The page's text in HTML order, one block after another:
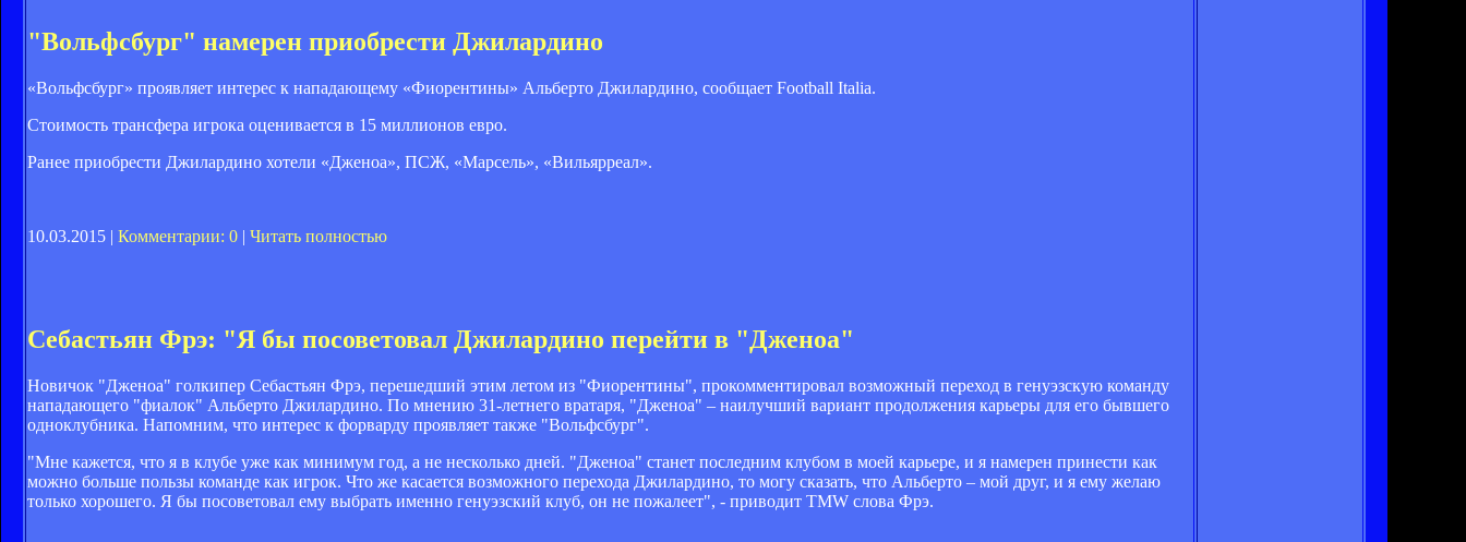
"Вольфсбург" намерен приобрести Джилардино
«Вольфсбург» проявляет интерес к нападающему «Фиорентины» Альберто Джилардино, сообщает Football Italia.
Стоимость трансфера игрока оценивается в 15 миллионов евро.
Ранее приобрести Джилардино хотели «Дженоа», ПСЖ, «Марсель», «Вильярреал».
10.03.2015 | Комментарии: 0 | Читать полностью
Себастьян Фрэ: "Я бы посоветовал Джилардино перейти в "Дженоа"
Новичок "Дженоа" голкипер Себастьян Фрэ, перешедший этим летом из "Фиорентины", прокомментировал возможный переход в генуэзскую команду
нападающего "фиалок" Альберто Джилардино. По мнению 31-летнего вратаря, "Дженоа" – наилучший вариант продолжения карьеры для его бывшего
одноклубника. Напомним, что интерес к форварду проявляет также "Вольфсбург".
"Мне кажется, что я в клубе уже как минимум год, а не несколько дней. "Дженоа" станет последним клубом в моей карьере, и я намерен принести как
можно больше пользы команде как игрок. Что же касается возможного перехода Джилардино, то могу сказать, что Альберто – мой друг, и я ему желаю
только хорошего. Я бы посоветовал ему выбрать именно генуэзский клуб, он не пожалеет", - приводит TMW слова Фрэ.